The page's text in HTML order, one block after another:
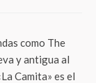
como The
y antigua al
Camita» es el